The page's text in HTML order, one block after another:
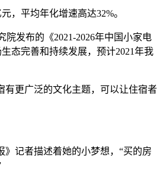
，平均年化增速高达32%。
发布的《2021-2026年中国小家电
态完善和持续发展，预计2021年我
有更广泛的文化主题，可以让住宿者
记者描述着她的小梦想，“买的房